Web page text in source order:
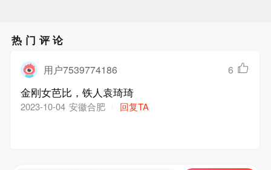
热门评论
用户7539774186 6
金刚女芭比，铁人袁琦琦
2023-10-04 安徽合肥 回复TA